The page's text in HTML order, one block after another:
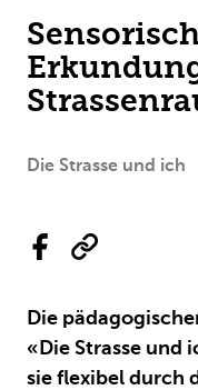
Die Strasse und ich
Die
«Die Strasse und
sie flexibel durch